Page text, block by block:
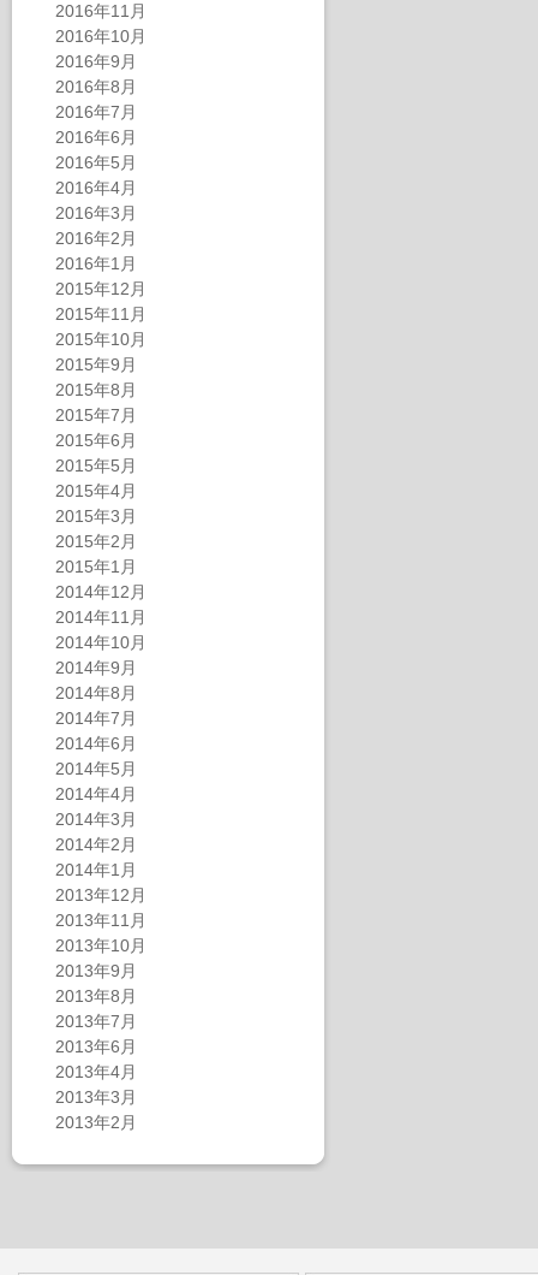
2016年11月
2016年10月
2016年9月
2016年8月
2016年7月
2016年6月
2016年5月
2016年4月
2016年3月
2016年2月
2016年1月
2015年12月
2015年11月
2015年10月
2015年9月
2015年8月
2015年7月
2015年6月
2015年5月
2015年4月
2015年3月
2015年2月
2015年1月
2014年12月
2014年11月
2014年10月
2014年9月
2014年8月
2014年7月
2014年6月
2014年5月
2014年4月
2014年3月
2014年2月
2014年1月
2013年12月
2013年11月
2013年10月
2013年9月
2013年8月
2013年7月
2013年6月
2013年4月
2013年3月
2013年2月